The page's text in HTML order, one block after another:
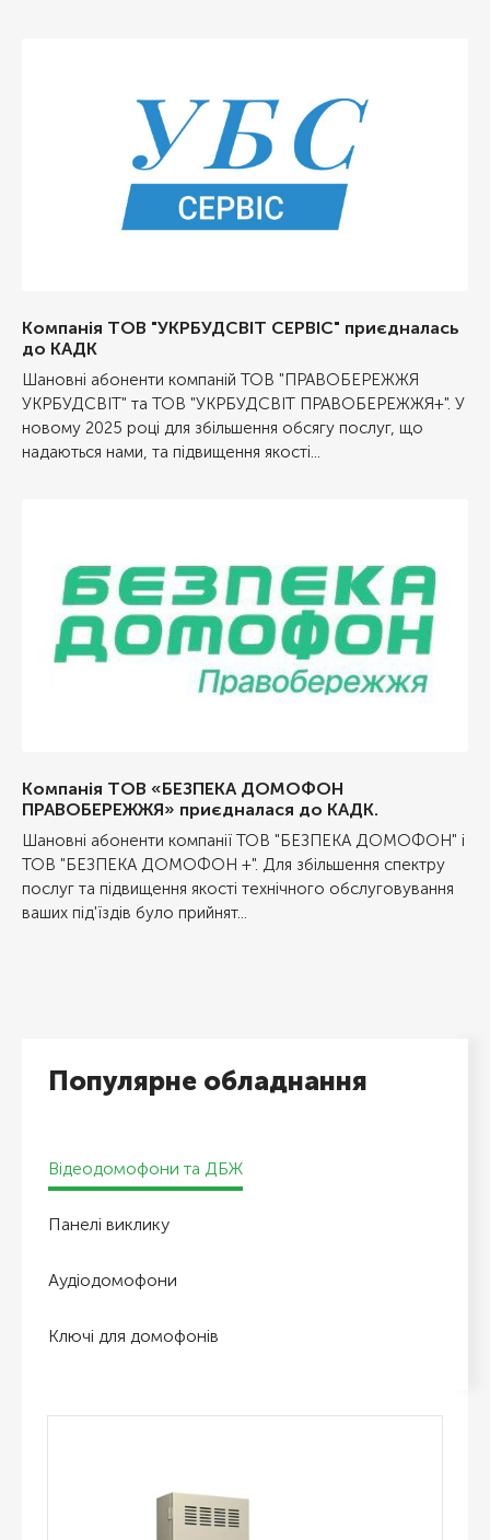
Компанія ТОВ "УКРБУДСВІТ СЕРВІС" приєдналась
до КАДК
Шановні абоненти компаній ТОВ "ПРАВОБЕРЕЖЖЯ
УКРБУДСВІТ" та ТОВ "УКРБУДСВІТ ПРАВОБЕРЕЖЖЯ+". У
новому 2025 році для збільшення обсягу послуг, що
надаються нами, та підвищення якості...
Компанія ТОВ «БЕЗПЕКА ДОМОФОН
ПРАВОБЕРЕЖЖЯ» приєдналася до КАДК.
Шановні абоненти компанії ТОВ "БЕЗПЕКА ДОМОФОН" і
ТОВ "БЕЗПЕКА ДОМОФОН +". Для збільшення спектру
послуг та підвищення якості технічного обслуговування
ваших під'їздів було прийнят...
Популярне обладнання
Відеодомофони та ДБЖ
Панелі виклику
Аудіодомофони
Ключі для домофонів